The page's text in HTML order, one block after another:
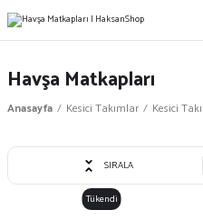
Havşa Matkapları
Anasayfa Kesici Takımlar Kesici
SIRALA
Tükendi